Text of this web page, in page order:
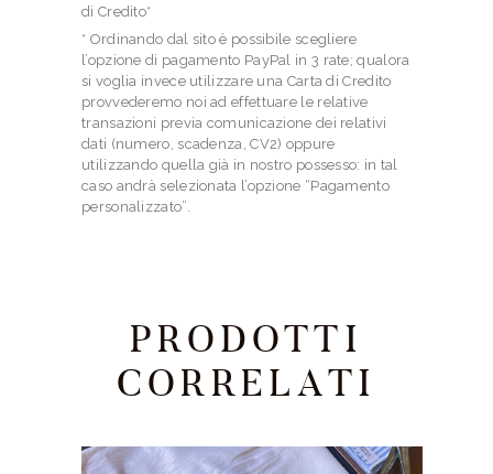
di Credito*
* Ordinando dal sito è possibile scegliere
l’opzione di pagamento PayPal in 3 rate; qualora
si voglia invece utilizzare una Carta di Credito
provvederemo noi ad effettuare le relative
transazioni previa comunicazione dei relativi
dati (numero, scadenza, CV2) oppure
utilizzando quella già in nostro possesso: in tal
caso andrà selezionata l’opzione “Pagamento
personalizzato”.
PRODOTTI
CORRELATI